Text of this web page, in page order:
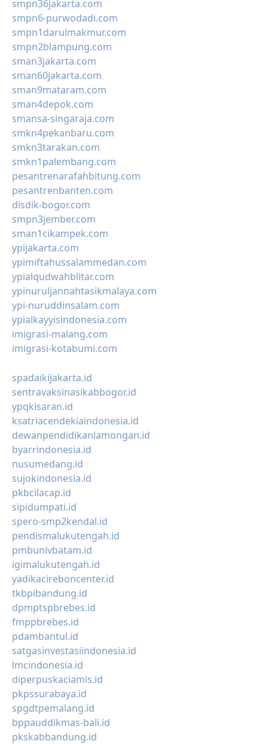
smpn36jakarta.com
smpn6-purwodadi.com
smpn1darulmakmur.com
smpn2blampung.com
sman3jakarta.com
sman60jakarta.com
sman9mataram.com
sman4depok.com
smansa-singaraja.com
smkn4pekanbaru.com
smkn3tarakan.com
smkn1palembang.com
pesantrenarafahbitung.com
pesantrenbanten.com
disdik-bogor.com
smpn3jember.com
sman1cikampek.com
ypijakarta.com
ypimiftahussalammedan.com
ypialqudwahblitar.com
ypinuruljannahtasikmalaya.com
ypi-nuruddinsalam.com
ypialkayyisindonesia.com
imigrasi-malang.com
imigrasi-kotabumi.com
spadaikijakarta.id
sentravaksinasikabbogor.id
ypqkisaran.id
ksatriacendekiaindonesia.id
dewanpendidikanlamongan.id
byarrindonesia.id
nusumedang.id
sujokindonesia.id
pkbcilacap.id
sipidumpati.id
spero-smp2kendal.id
pendismalukutengah.id
pmbunivbatam.id
igimalukutengah.id
yadikacireboncenter.id
tkbpibandung.id
dpmptspbrebes.id
fmppbrebes.id
pdambantul.id
satgasinvestasiindonesia.id
lmcindonesia.id
diperpuskaciamis.id
pkpssurabaya.id
spgdtpemalang.id
bppauddikmas-bali.id
pkskabbandung.id